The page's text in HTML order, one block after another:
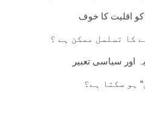
کو اقلیت کا خوف
کا تسلسل ممکن ہے ؟
اور سیاسی تعبیر
ہو سکتا ہے؟